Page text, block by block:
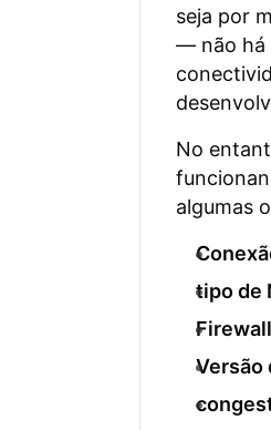
seja por
— não há
No
algumas
tipo de
Versão